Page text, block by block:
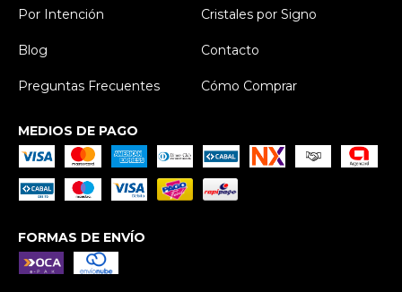
Por Intención Cristales por Signo
Blog Contacto
Preguntas Frecuentes Cómo Comprar
MEDIOS DE PAGO
FORMAS DE ENVÍO